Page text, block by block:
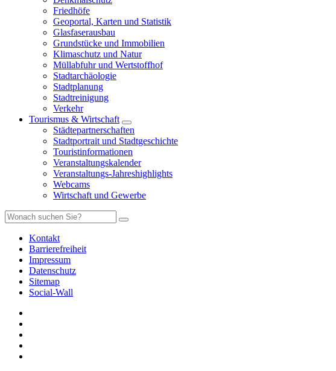
Friedhöfe
Geoportal, Karten und Statistik
Glasfaserausbau
Grundstücke und Immobilien
Klimaschutz und Natur
Müllabfuhr und Wertstoffhof
Stadtarchäologie
Stadtplanung
Stadtreinigung
Verkehr
Tourismus & Wirtschaft
Städtepartnerschaften
Stadtportrait und Stadtgeschichte
Touristinformationen
Veranstaltungskalender
Veranstaltungs-Jahreshighlights
Webcams
Wirtschaft und Gewerbe
Kontakt
Barrierefreiheit
Impressum
Datenschutz
Sitemap
Social-Wall